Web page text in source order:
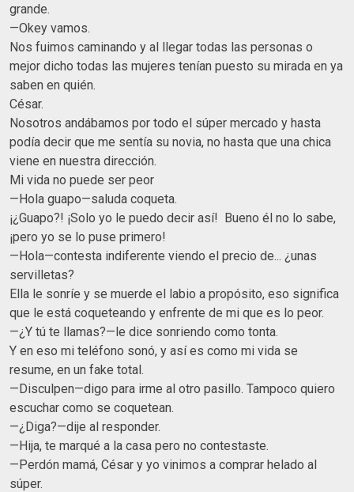
grande.
—Okey vamos.
Nos fuimos caminando y al llegar todas las personas o
mejor dicho todas las mujeres tenían puesto su mirada en ya
saben en quién.
César.
Nosotros andábamos por todo el súper mercado y hasta
podía decir que me sentía su novia, no hasta que una chica
viene en nuestra dirección.
Mi vida no puede ser peor
—Hola guapo—saluda coqueta.
¡¿Guapo?! ¡Solo yo le puedo decir así! Bueno él no lo sabe,
¡pero yo se lo puse primero!
—Hola—contesta indiferente viendo el precio de... ¿unas
servilletas?
Ella le sonríe y se muerde el labio a propósito, eso significa
que le está coqueteando y enfrente de mi que es lo peor.
—¿Y tú te llamas?—le dice sonriendo como tonta.
Y en eso mi teléfono sonó, y así es como mi vida se
resume, en un fake total.
—Disculpen—digo para irme al otro pasillo. Tampoco quiero
escuchar como se coquetean.
—¿Diga?—dije al responder.
—Hija, te marqué a la casa pero no contestaste.
—Perdón mamá, César y yo vinimos a comprar helado al
súper.